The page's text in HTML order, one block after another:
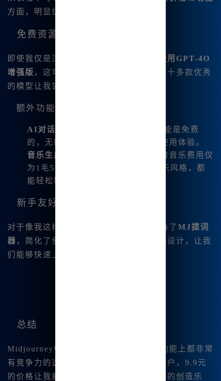
方面，明显优于国外版。
免费资源与注册福利
即使我仅是注册用户，就能
免费无限量使用GPT-4O
增强版 ，这可真是太给力了！网站上还有十多款优秀
的模型让我尝试，不用担心花费过多。
额外功能介绍
AI对话
：在这个平台上，AI对话功能是免费
的，无时间限制，极大丰富了我的使用体验。
音乐生成功能
：随便制作音乐，单首音乐费用仅
为1毛5，非常划算。此外，各种音乐风格，都
能轻松制作，真的太方便了。
新手友好与工具包
对于像我这样的新手，Midjourney还准备了 MJ提词
器 ，简化了使用难度。针对新用户的 教程设计，让我
们能够快速上手，不会感到迷茫。
总结
Midjourney中文版无疑是一个在价格和功能上都非常
有竞争力的选择。作为一个爱好绘画的用户，9.9元
的价格让我能够随意探索创意，享受无限的创造乐